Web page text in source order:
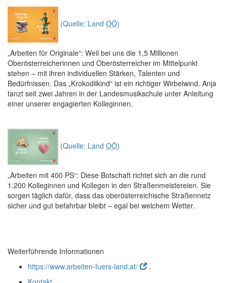
(Quelle: Land OÖ)
„Arbeiten für Originale“: Weil bei uns die 1,5 Millionen
Oberösterreicherinnen und Oberösterreicher im Mittelpunkt
stehen – mit ihren individuellen Stärken, Talenten und
Bedürfnissen. Das „Krokodilkind“ ist ein richtiger Wirbelwind. Anja
tanzt seit zwei Jahren in der Landesmusikschule unter Anleitung
einer unserer engagierten Kolleginnen.
(Quelle: Land OÖ)
„Arbeiten mit 400 PS“: Diese Botschaft richtet sich an die rund
1.200 Kolleginnen und Kollegen in den Straßenmeistereien. Sie
sorgen täglich dafür, dass das oberösterreichische Straßennetz
sicher und gut befahrbar bleibt – egal bei welchem Wetter.
Weiterführende Informationen
https://www.arbeiten-fuers-land.at/
.